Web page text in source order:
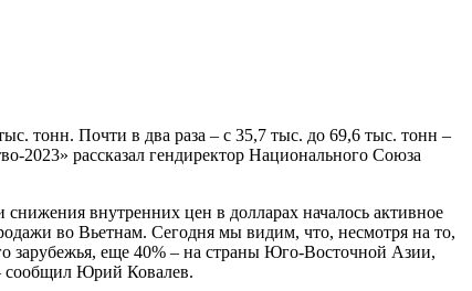
тонн. Почти в два раза – с 35,7 тыс. до 69,6 тыс. тонн –
2023» рассказал гендиректор Национального Союза
внутренних цен в долларах началось активное
во Вьетнам. Сегодня мы видим, что, несмотря на то,
зарубежья, еще 40% – на страны Юго-Восточной Азии,
сообщил Юрий Ковалев.